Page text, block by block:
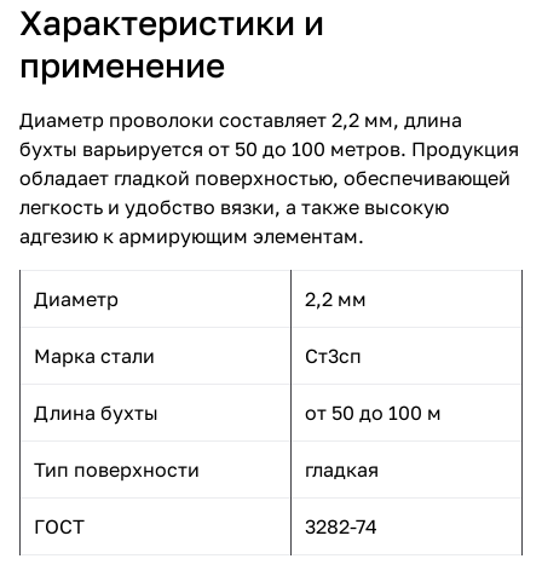
Характеристики и
применение
Диаметр проволоки составляет 2,2 мм, длина
бухты варьируется от 50 до 100 метров. Продукция
обладает гладкой поверхностью, обеспечивающей
легкость и удобство вязки, а также высокую
адгезию к армирующим элементам.
Диаметр 2,2 мм
Марка стали Ст3сп
Длина бухты от 50 до 100 м
Тип поверхности гладкая
ГОСТ 3282-74